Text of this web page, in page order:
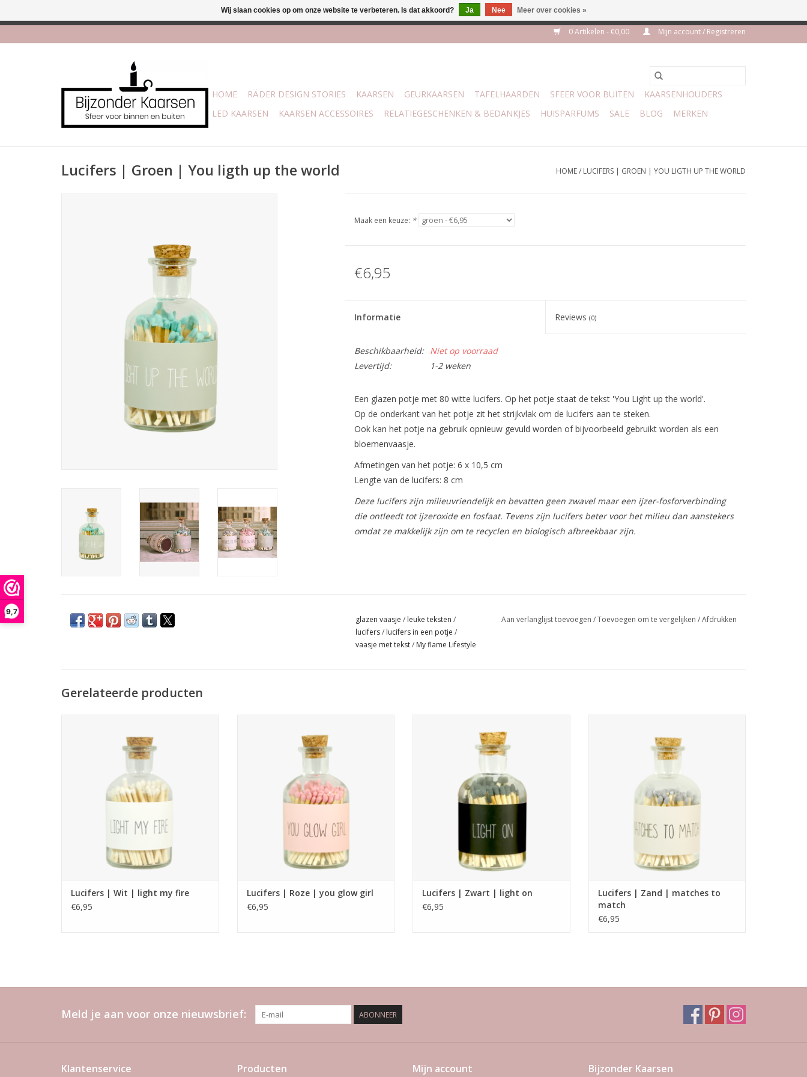
9,7
0 Artikelen - €0,00 Mijn account / Registreren
HOME RÄDER DESIGN STORIES KAARSEN GEURKAARSEN TAFELHAARDEN SFEER VOOR BUITEN
KAARSENHOUDERS
LED KAARSEN
KAARSEN ACCESSOIRES RELATIEGESCHENKEN & BEDANKJES HUISPARFUMS SALE BLOG MERKEN
Lucifers | Groen | You ligth up the world HOME/ LUCIFERS | GROEN | YOU LIGTH UP THE WORLD
Maak een keuze: *
€6,95
Informatie Reviews(0)
Beschikbaarheid:
Niet op voorraad
Levertijd:
1-2 weken
Een glazen potje met 80 witte lucifers. Op het potje staat de tekst 'You Light up the world'.
Op de onderkant van het potje zit het strijkvlak om de lucifers aan te steken.
Ook kan het potje na gebruik opnieuw gevuld worden of bijvoorbeeld gebruikt worden als een
bloemenvaasje.
Afmetingen van het potje: 6 x 10,5 cm
Lengte van de lucifers: 8 cm
Deze lucifers zijn milieuvriendelijk en bevatten geen zwavel maar een ijzer-fosforverbinding
die ontleedt tot ijzeroxide en fosfaat. Tevens zijn lucifers beter voor het milieu dan aanstekers
omdat ze makkelijk zijn om te recyclen en biologisch afbreekbaar zijn.
glazen vaasje / leuke teksten /
lucifers/ lucifers in een potje /
vaasje met tekst/ My flame Lifestyle
Aan verlanglijst toevoegen /Toevoegen om te vergelijken /Afdrukken
Gerelateerde producten
Lengte van de lucifers: 8 cm
Lucifers | Wit | light my fire
€6,95
Afmetingen van het potje: 6 x 10,5 cm
Lengte van de lucifers: 8 cm
Lucifers | Roze | you glow girl
€6,95
Afmetingen van het potje: 6 x 10,5 cm
Lengte van de lucifers: 8 cm
Lucifers | Zwart | light on
€6,95
Lengte van de lucifers: 8 cm
Lucifers | Zand | matches to
match
€6,95
Meld je aan voor onze nieuwsbrief: ABONNEER
Klantenservice Producten Mijn account Bijzonder Kaarsen
Wij slaan cookies op om onze website te verbeteren. Is dat akkoord? Ja Nee Meer over cookies »
Afhalen is mogelijk bij Trotz Woon & Cadeau | Belvederelaan 107 Zwolle | boven de 70 euro geen verzendkosten